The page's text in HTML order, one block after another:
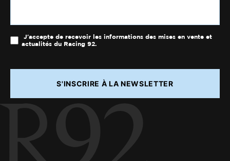
J'accepte de recevoir les informations des mises en vente et
actualités du Racing 92.
S'INSCRIRE À LA NEWSLETTER